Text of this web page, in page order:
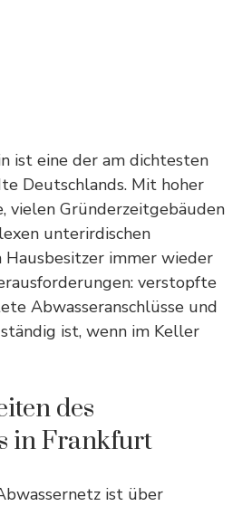
ist eine der am dichtesten
Deutschlands. Mit hoher
vielen Gründerzeitgebäuden
unterirdischen
Hausbesitzer immer wieder
verstopfte
Abwasseranschlüsse und
ist, wenn im Keller
des
in Frankfurt
ist über